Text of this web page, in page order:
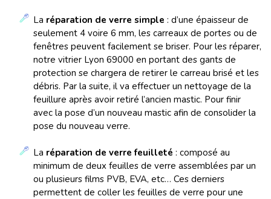
La réparation de verre simple : d’une épaisseur de
seulement 4 voire 6 mm, les carreaux de portes ou de
fenêtres peuvent facilement se briser. Pour les réparer,
notre vitrier Lyon 69000 en portant des gants de
protection se chargera de retirer le carreau brisé et les
débris. Par la suite, il va effectuer un nettoyage de la
feuillure après avoir retiré l’ancien mastic. Pour finir
avec la pose d’un nouveau mastic afin de consolider la
pose du nouveau verre.
La réparation de verre feuilleté : composé au
minimum de deux feuilles de verre assemblées par un
ou plusieurs films PVB, EVA, etc… Ces derniers
permettent de coller les feuilles de verre pour une